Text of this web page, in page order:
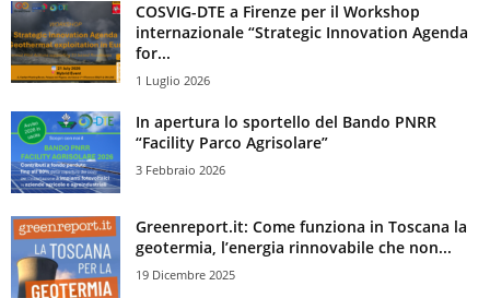
COSVIG-DTE a Firenze per il Workshop
internazionale “Strategic Innovation Agenda
for...
1 Luglio 2026
In apertura lo sportello del Bando PNRR
“Facility Parco Agrisolare”
3 Febbraio 2026
Greenreport.it: Come funziona in Toscana la
geotermia, l’energia rinnovabile che non...
19 Dicembre 2025